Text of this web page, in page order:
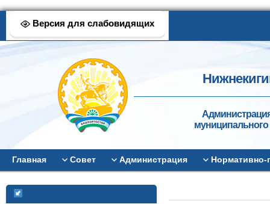
Версия для слабовидящих
муниципального
Главная Совет Администрация